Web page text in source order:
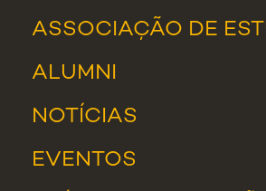
ASSOCIAÇÃO DE
ALUMNI
NOTÍCIAS
EVENTOS